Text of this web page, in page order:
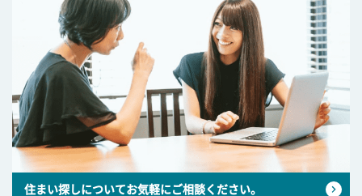
住まい探しについてお気軽にご相談ください。